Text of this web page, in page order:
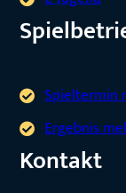
Spieltermin
Ergebnis
Kontakt